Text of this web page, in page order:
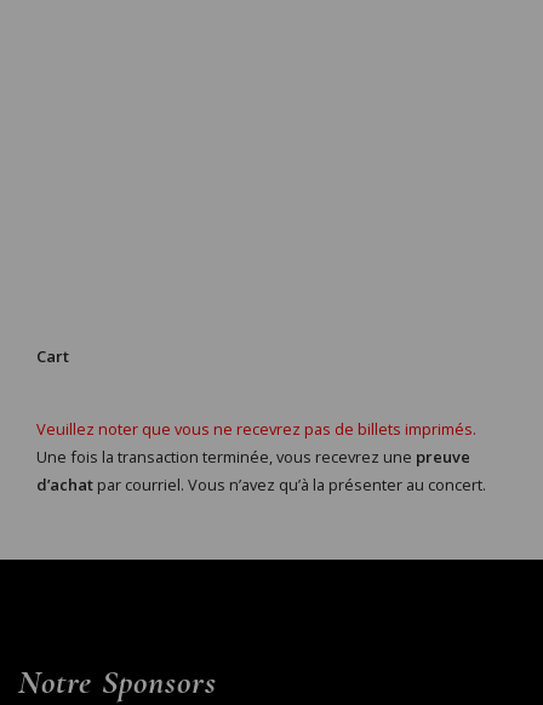
Cart
Veuillez noter que vous ne recevrez pas de billets imprimés.
Une fois la transaction terminée, vous recevrez une preuve
d’achat par courriel. Vous n’avez qu’à la présenter au concert.
Notre Sponsors